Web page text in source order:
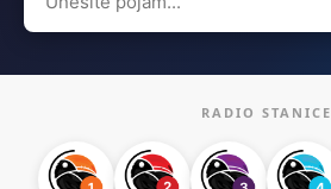
for:
RADIO STANICE